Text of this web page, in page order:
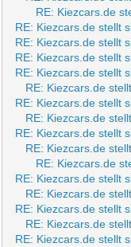
RE: Kiezcars.de
RE: Kiezcars.de stellt
RE: Kiezcars.de stellt
RE: Kiezcars.de stellt
RE: Kiezcars.de stellt
RE: Kiezcars.de
RE: Kiezcars.de stellt
RE: Kiezcars.de
RE: Kiezcars.de stellt
RE: Kiezcars.de
RE: Kiezcars.de
RE: Kiezcars.de stellt
RE: Kiezcars.de
RE: Kiezcars.de stellt
RE: Kiezcars.de
RE: Kiezcars.de stellt